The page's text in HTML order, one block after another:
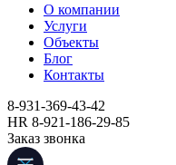
О компании
Услуги
Объекты
Блог
Контакты
8-931-369-43-42
HR 8-921-186-29-85
Заказ звонка